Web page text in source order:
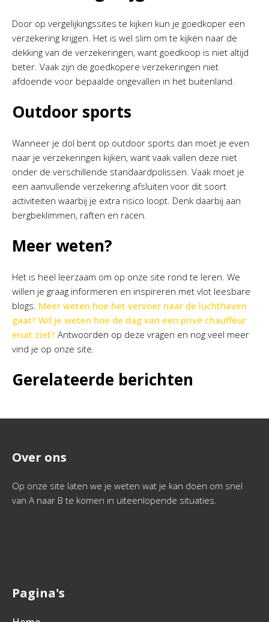
Door op vergelijkingssites te kijken kun je goedkoper een
verzekering krijgen. Het is wel slim om te kijken naar de
dekking van de verzekeringen, want goedkoop is niet altijd
beter. Vaak zijn de goedkopere verzekeringen niet
afdoende voor bepaalde ongevallen in het buitenland.
Outdoor sports
Wanneer je dol bent op outdoor sports dan moet je even
naar je verzekeringen kijken, want vaak vallen deze niet
onder de verschillende standaardpolissen. Vaak moet je
een aanvullende verzekering afsluiten voor dit soort
activiteiten waarbij je extra risico loopt. Denk daarbij aan
bergbeklimmen, raften en racen.
Meer weten?
Het is heel leerzaam om op onze site rond te leren. We
willen je graag informeren en inspireren met vlot leesbare
blogs. Meer weten hoe het vervoer naar de luchthaven
gaat? Wil je weten hoe de dag van een privé chauffeur
eruit ziet? Antwoorden op deze vragen en nog veel meer
vind je op onze site.
Gerelateerde berichten
Over ons
Op onze site laten we je weten wat je kan doen om snel
van A naar B te komen in uiteenlopende situaties.
Pagina's